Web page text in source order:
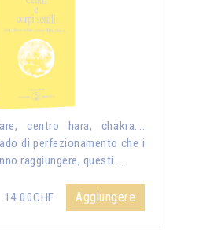
centro hara, chakra….
di perfezionamento che i
raggiungere, questi …
14.00CHF Aggiungere